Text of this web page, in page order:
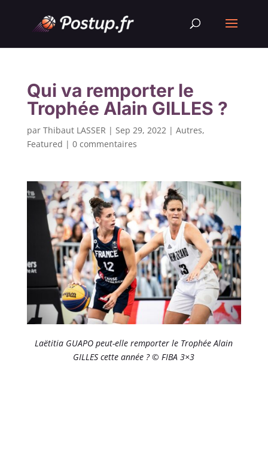
Qui va remporter le
Trophée Alain GILLES ?
par Thibaut LASSER | Sep 29, 2022| Autres,
Featured | 0 commentaires
Laëtitia GUAPO peut-elle remporter le Trophée Alain
GILLES cette année ? © FIBA 3×3